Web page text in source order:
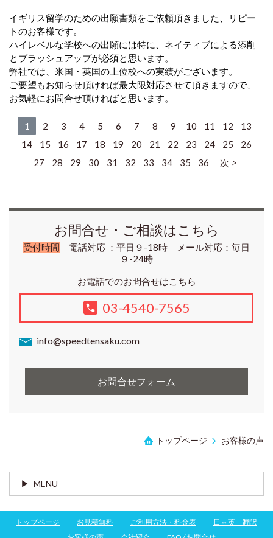
イギリス留学のための出願書類をご依頼頂きました、リピー
トのお客様です。
ハイレベルな学校への出願には特に、ネイティブによる添削
とブラッシュアップが必須と思います。
弊社では、米国・英国の上位校への実績がございます。
ご要望もお知らせ頂ければ最大限対応させて頂きますので、
お気軽にお問合せ頂ければと思います。
1 2 3 4 5 6 7 8 9 10 11 12
13
14
15 16 17 18 19 20 21 22 23 24 25
26
27
28 29 30 31 32 33 34 35 36 次
お問合せ・ご相談はこちら
受付時間 電話対応 ：平日９-18時 メール対応：毎日
９-24時
お電話でのお問合せはこちら
03-4540-7565
info@speedtensaku.com
お問合せフォーム
トップページ お客様の声
MENU
トップページ お見積無料 ご利用方法・料金表
日⇔英 翻訳